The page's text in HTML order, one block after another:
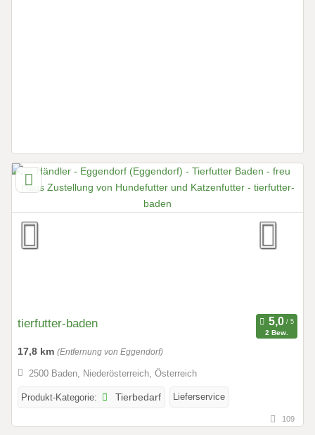
tierfutter-baden
2 Bew.
17,8 km (Entfernung von Eggendorf)
2500 Baden, Niederösterreich, Österreich
Produkt-Kategorie: Tierbedarf Lieferservice
109